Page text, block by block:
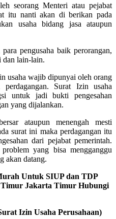
seorang Menteri atau pejabat
itu nanti akan di berikan pada
usaha bidang jasa ataupun
pengusaha baik perorangan,
lain-lain.
usaha wajib dipunyai oleh orang
Surat Izin usaha
untuk jadi bukti pengesahan
yang dijalankan.
ataupun menengah mesti
surat ini maka perdagangan itu
dari pejabat pemerintah.
yang bisa mengganggu
akan datang.
Untuk SIUP dan TDP
Timur Jakarta Timur Hubungi
Izin Usaha Perusahaan)